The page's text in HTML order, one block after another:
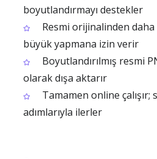
boyutlandırmayı destekler
Resmi orijinalinden
büyük yapmana izin verir
Boyutlandırılmış resmi
olarak dışa aktarır
Tamamen online
adımlarıyla ilerler